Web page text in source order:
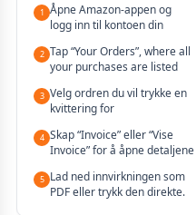
1 Åpne Amazon-appen og
logg inn til kontoen din
2 Tap “Your Orders”, where all
your purchases are listed
3 Velg ordren du vil trykke en
kvittering for
4 Skap “Invoice” eller “Vise
Invoice” for å åpne detaljene
5 Lad ned innvirkningen som
PDF eller trykk den direkte.